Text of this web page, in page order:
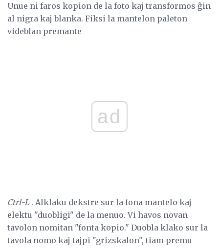
Unue ni faros kopion de la foto kaj transformos ĝin
al nigra kaj blanka. Fiksi la mantelon paleton
videblan premante
ad
Ctrl-L. Alklaku dekstre sur la fona mantelo kaj
elektu "duobligi" de la menuo. Vi havos novan
tavolon nomitan "fonta kopio." Duobla klako sur la
tavola nomo kaj tajpi "grizskalon", tiam premu